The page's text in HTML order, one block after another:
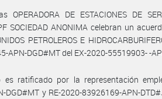
OPERADORA DE ESTACIONES DE
SOCIEDAD ANONIMA celebran un
PETROLEROS E
APN-DGD#MT del EX-2020-55519903- -
es ratificado por la representación
DGD#MT y RE-2020-83926169-APN-